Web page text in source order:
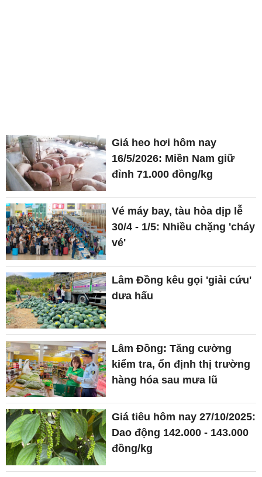
Giá heo hơi hôm nay
16/5/2026: Miền Nam giữ
đỉnh 71.000 đồng/kg
Vé máy bay, tàu hỏa dịp lễ
30/4 - 1/5: Nhiều chặng 'cháy
vé'
Lâm Đồng kêu gọi 'giải cứu'
dưa hấu
Lâm Đồng: Tăng cường
kiểm tra, ổn định thị trường
hàng hóa sau mưa lũ
Giá tiêu hôm nay 27/10/2025:
Dao động 142.000 - 143.000
đồng/kg